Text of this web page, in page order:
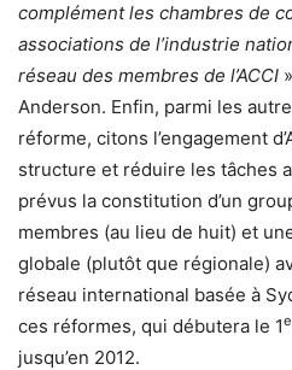
complément les chambres de
associations de l’industrie
réseau des membres de l’ACCI
Anderson. Enfin, parmi les
réforme, citons l’engagement
structure et réduire les tâches
prévus la constitution d’un
membres (au lieu de huit) et
globale (plutôt que régionale)
réseau international basée à
ces réformes, qui débutera le 1
jusqu’en 2012.